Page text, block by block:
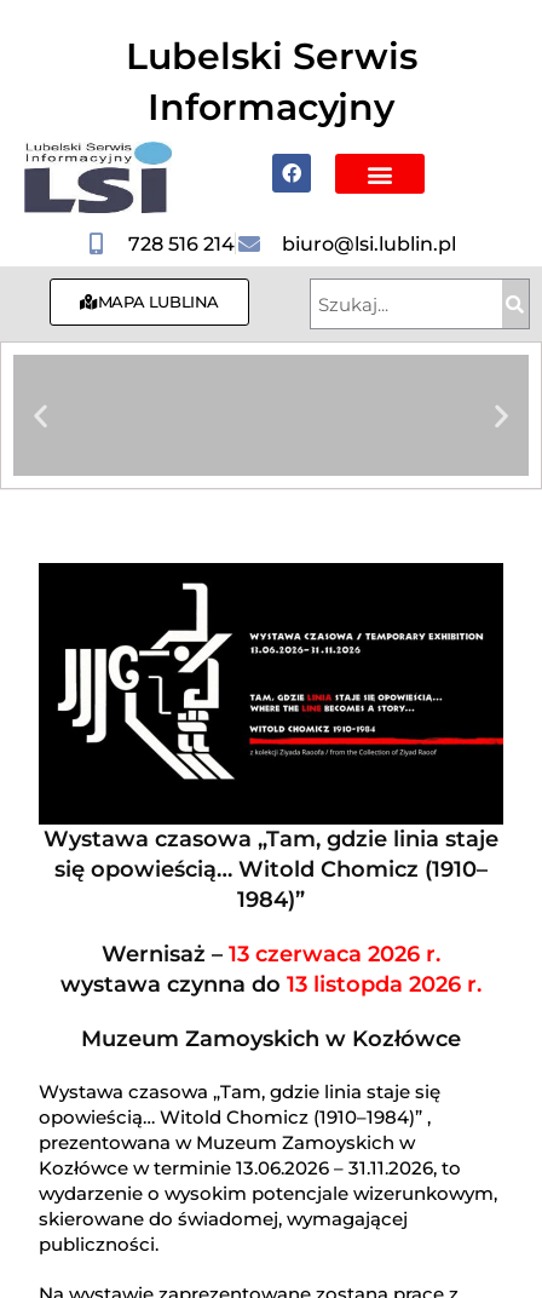
Lubelski Serwis
Informacyjny
728 516 214 biuro@lsi.lublin.pl
MAPA LUBLINA
Wystawa czasowa „Tam, gdzie linia staje
się opowieścią… Witold Chomicz (1910–
1984)”
Wernisaż – 13 czerwaca 2026 r.
wystawa czynna do 13 listopda 2026 r.
Muzeum Zamoyskich w Kozłówce
Wystawa czasowa „Tam, gdzie linia staje się
opowieścią… Witold Chomicz (1910–1984)” ,
prezentowana w Muzeum Zamoyskich w
Kozłówce w terminie 13.06.2026 – 31.11.2026, to
wydarzenie o wysokim potencjale wizerunkowym,
skierowane do świadomej, wymagającej
publiczności.